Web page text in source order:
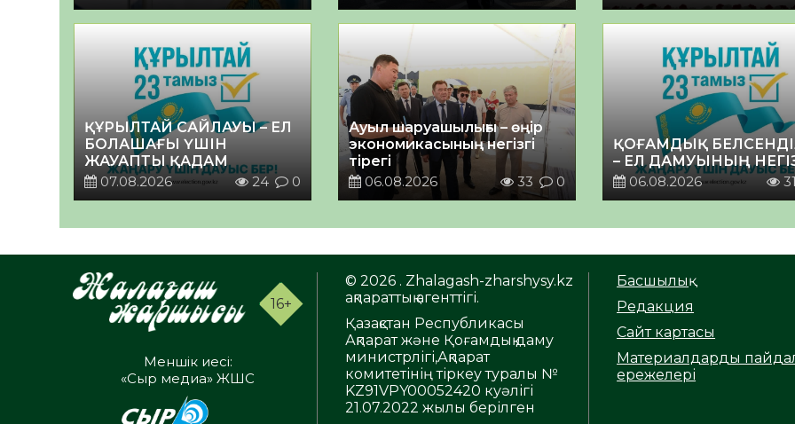
ҚҰРЫЛТАЙ САЙЛАУЫ – ЕЛ
БОЛАШАҒЫ ҮШІН
ЖАУАПТЫ ҚАДАМ
07.08.2026
24 0
Ауыл шаруашылығы – өңір
экономикасының негізгі
тірегі
06.08.2026
33 0
ҚОҒАМДЫҚ
– ЕЛ ДАМУЫНЫҢ
06.08.2026
31
16+
Меншік иесі:
«Сыр медиа» ЖШС
© 2026 . Zhalagash-zharshysy.kz
ақпараттық агенттігі.
Қазақстан Республикасы
Ақпарат және Қоғамдық даму
министрлігі,Ақпарат
комитетінің тіркеу туралы №
KZ91VPY00052420 куәлігі
21.07.2022 жылы берілген
Басшылық
Редакция
Сайт картасы
Материалдарды
ережелері